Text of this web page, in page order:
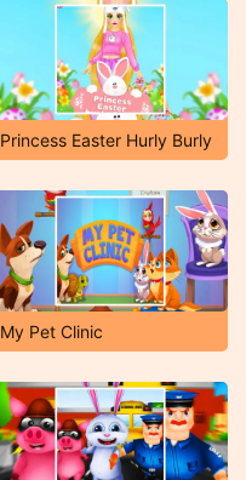
Princess Easter Hurly Burly
My Pet Clinic